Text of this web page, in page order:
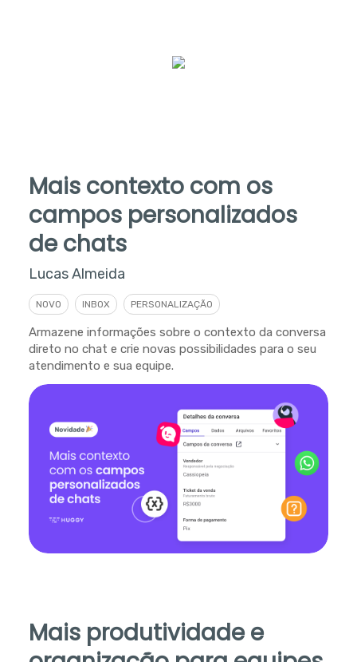
Mais contexto com os
campos personalizados
de chats
Lucas Almeida
NOVO INBOX PERSONALIZAÇÃO
Armazene informações sobre o contexto da conversa
direto no chat e crie novas possibilidades para o seu
atendimento e sua equipe.
Mais produtividade e